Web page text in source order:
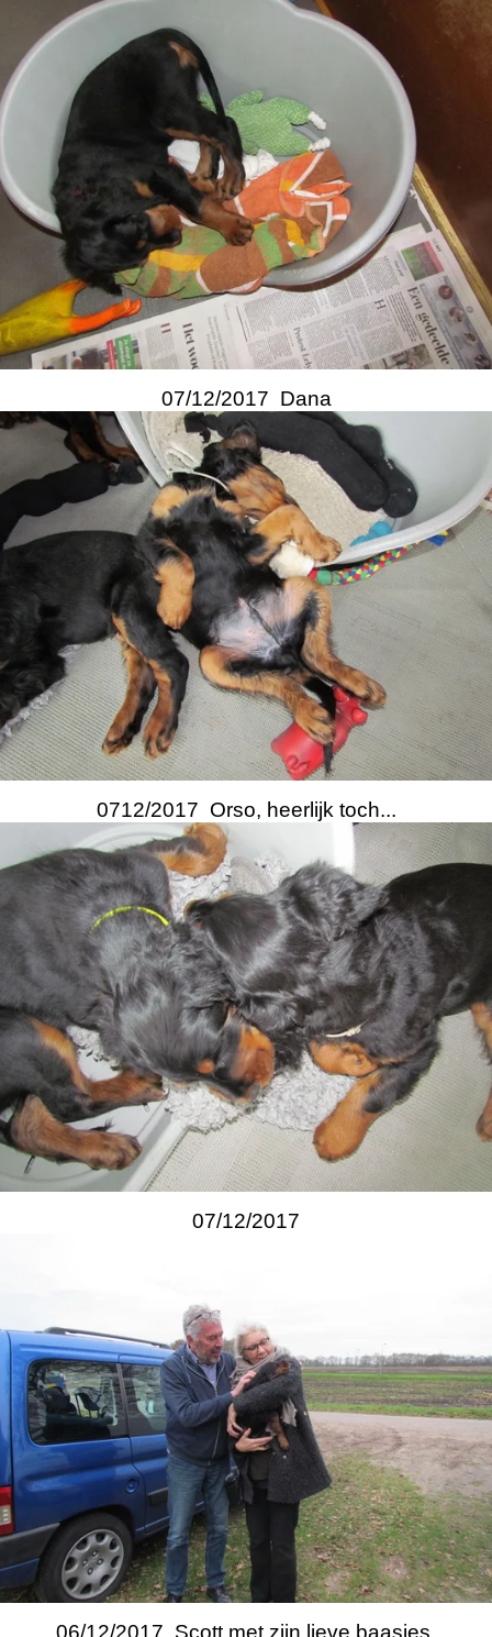
07/12/2017 Dana
0712/2017 Orso, heerlijk toch...
07/12/2017
06/12/2017 Scott met zijn lieve baasjes.